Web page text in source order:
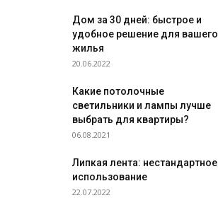
Дом за 30 дней: быстрое и
удобное решение для вашего
жилья
20.06.2022
Какие потолочные
светильники и лампы лучше
выбрать для квартиры?
06.08.2021
Липкая лента: нестандартное
использование
22.07.2022